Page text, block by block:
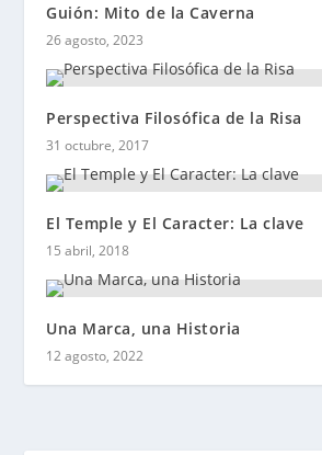
Guión: Mito de la Caverna
26 agosto, 2023
Perspectiva Filosófica de la Risa
31 octubre, 2017
El Temple y El Caracter: La clave
15 abril, 2018
Una Marca, una Historia
12 agosto, 2022